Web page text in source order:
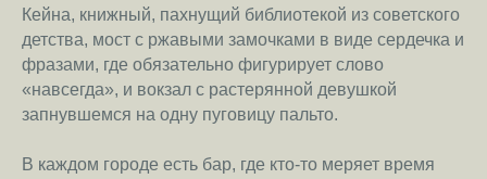
Кейна, книжный, пахнущий библиотекой из советского
детства, мост с ржавыми замочками в виде сердечка и
фразами, где обязательно фигурирует слово
«навсегда», и вокзал с растерянной девушкой
запнувшемся на одну пуговицу пальто.
В каждом городе есть бар, где кто-то меряет время